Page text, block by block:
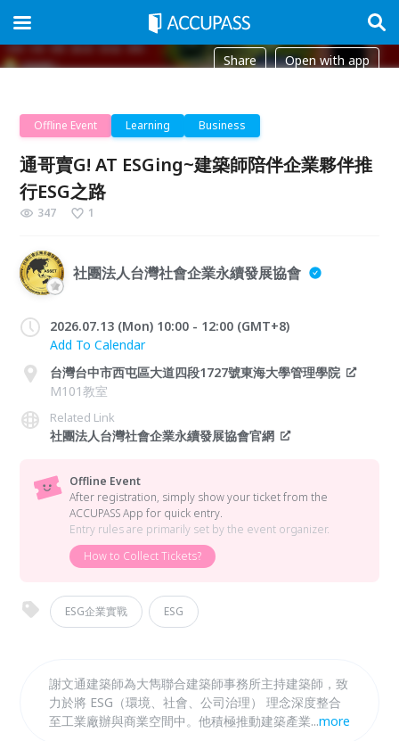
Share Open with app
Offline Event Learning Business
通哥賣G! AT ESGing~建築師陪伴企業夥伴推
行ESG之路
347 1
社團法人台灣社會企業永續發展協會
2026.07.13 (Mon) 10:00 - 12:00 (GMT+8)
Add To Calendar
台灣台中市西屯區大道四段1727號東海大學管理學院
M101教室
Related Link
社團法人台灣社會企業永續發展協會官網
Offline Event
After registration, simply show your ticket from the
ACCUPASS App for quick entry.
Entry rules are primarily set by the event organizer.
How to Collect Tickets?
ESG企業實戰 ESG
謝文通建築師為大雋聯合建築師事務所主持建築師，致
力於將 ESG（環境、社會、公司治理） 理念深度整合
至工業廠辦與商業空間中。他積極推動建築產業的綠色
...more